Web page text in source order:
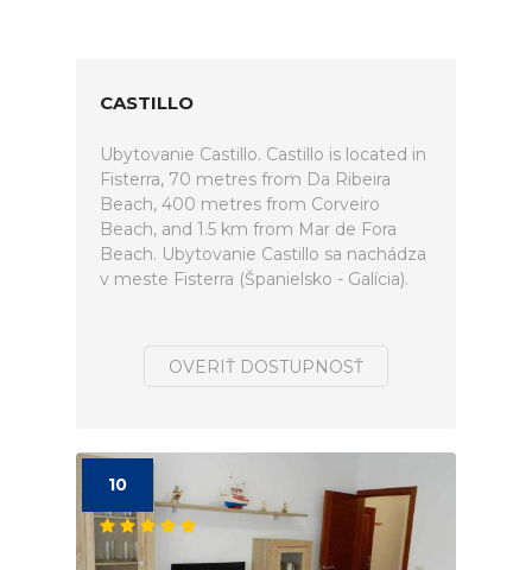
CASTILLO
Ubytovanie Castillo. Castillo is located in
Fisterra, 70 metres from Da Ribeira
Beach, 400 metres from Corveiro
Beach, and 1.5 km from Mar de Fora
Beach. Ubytovanie Castillo sa nachádza
v meste Fisterra (Španielsko - Galícia).
OVERIŤ DOSTUPNOSŤ
10